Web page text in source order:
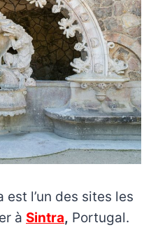
est l’un des sites les
à Sintra, Portugal.